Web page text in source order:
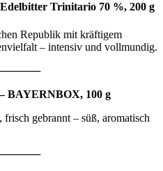
Trinitario 70 %, 200 g
Republik mit kräftigem
– intensiv und vollmundig.
BAYERNBOX, 100 g
gebrannt – süß, aromatisch